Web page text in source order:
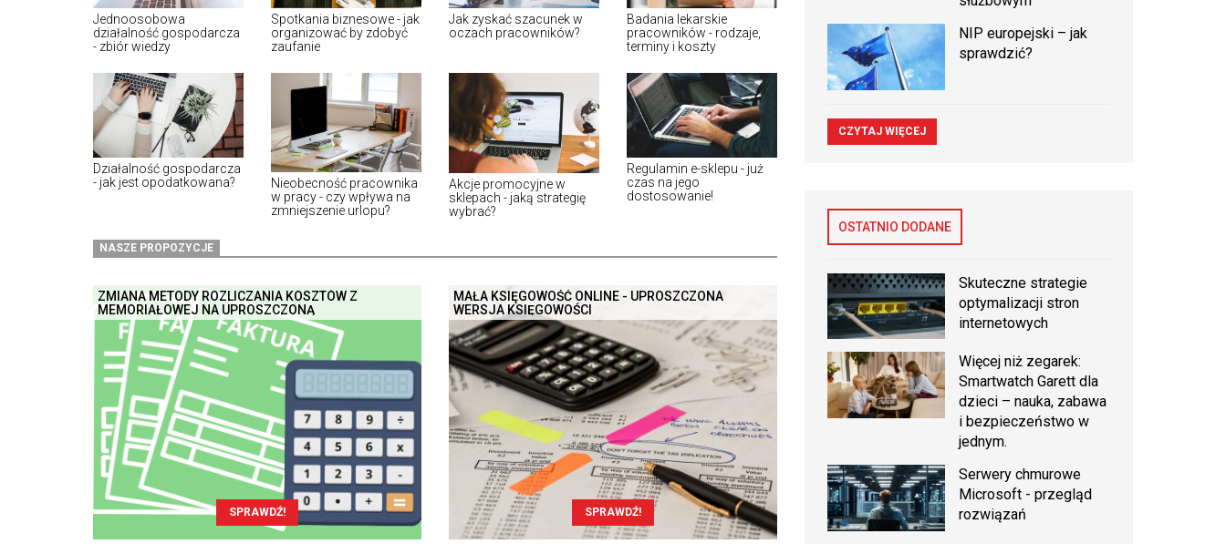
Jednoosobowa
działalność gospodarcza
- zbiór wiedzy
Spotkania biznesowe - jak
organizować by zdobyć
zaufanie
Jak zyskać szacunek w
oczach pracowników?
Badania lekarskie
pracowników - rodzaje,
terminy i koszty
Działalność gospodarcza
- jak jest opodatkowana?
Nieobecność pracownika
w pracy - czy wpływa na
zmniejszenie urlopu?
Akcje promocyjne w
sklepach - jaką strategię
wybrać?
Regulamin e-sklepu - już
czas na jego
dostosowanie!
NASZE PROPOZYCJE
ZMIANA METODY ROZLICZANIA KOSZTÓW Z
MEMORIAŁOWEJ NA UPROSZCZONĄ
SPRAWDŹ!
MAŁA KSIĘGOWOŚĆ ONLINE - UPROSZCZONA
WERSJA KSIĘGOWOŚCI
SPRAWDŹ!
NIP europejski – jak
sprawdzić?
CZYTAJ WIĘCEJ
OSTATNIO DODANE
Skuteczne strategie
optymalizacji stron
internetowych
Więcej niż zegarek:
Smartwatch Garett dla
dzieci – nauka, zabawa
i bezpieczeństwo w
jednym.
Serwery chmurowe
Microsoft - przegląd
rozwiązań